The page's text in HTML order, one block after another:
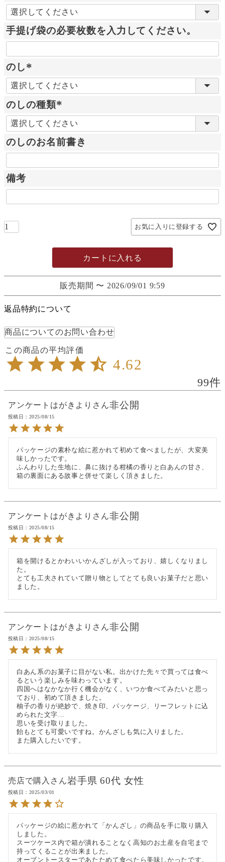
(
必
須
)
手提げ袋の必要枚数を入力してください。
のし
(
必
須
)
のしの種類
(
必
須
)
のしのお名前書き
備考
お気に入りに登録する
カートに入れる
販売期間 〜 2026/09/01 9:59
返品特約について
商品についてのお問い合わせ
4.62
99
アンケートはがきより 非公開
投稿日 2025/08/15
パッケージの素朴な絵に惹かれて初めて食べましたが、大変美
味しかったです。
ふんわりした生地に、鼻に抜ける柑橘の香りと白あんの甘さ、
箱の裏面にある故事と併せて楽しく頂きました。
アンケートはがきより 非公開
投稿日 2025/08/15
箱を開けるとかわいいかんざしが入っており、嬉しくなりまし
た。
とても工夫されていて贈り物としてとても良いお菓子だと思い
ました。
アンケートはがきより 非公開
投稿日 2025/08/15
白あん系のお菓子に目がない私。出かけた先々で買っては食べ
るという楽しみを味わっています。
四国へはなかなか行く機会がなく、いつか食べてみたいと思っ
ており、初めて頂きました。
柚子の香りが絶妙で、焼き印、パッケージ、リーフレットに込
められた文字…
思いを受け取りました。
飴もとても可愛いですね。かんざしも気に入りました。
また購入したいです。
売店で購入 岩手県 60代 女性
投稿日 2025/03/01
パッケージの絵に惹かれて「かんざし」の商品を手に取り購入
しました。
スーツケース内で箱が潰れることなく高知のお土産を自宅まで
持ってくることが出来ました。
オーブントースターであたためて食べたら美味しかったです。